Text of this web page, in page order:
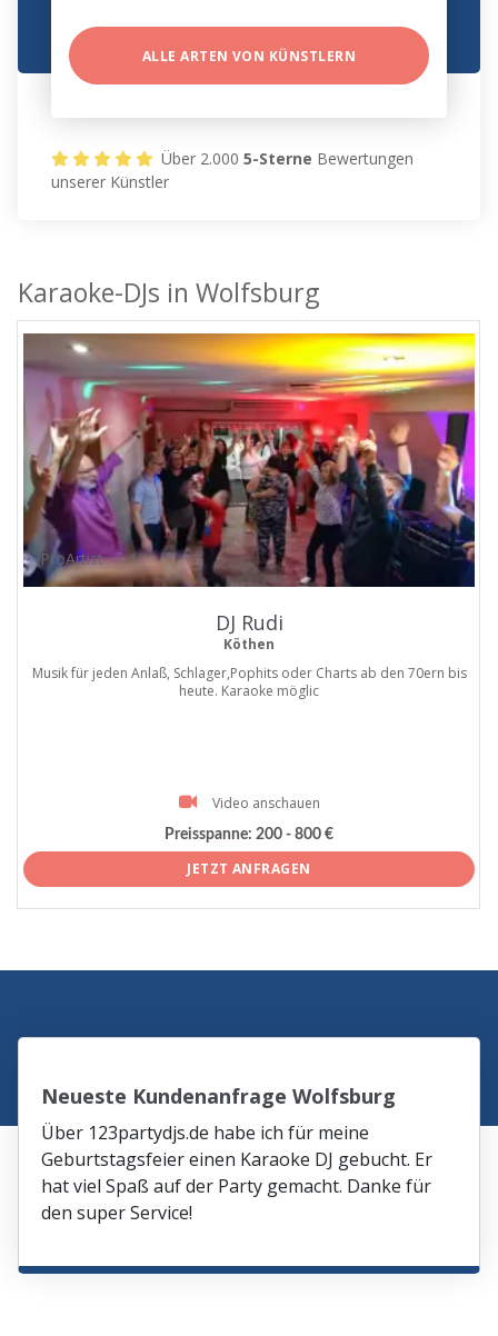
ALLE ARTEN VON KÜNSTLERN
Über 2.0005-Sterne Bewertungen
unserer Künstler
Karaoke-DJs in Wolfsburg
ProArtist
DJ Rudi
Köthen
Musik für jeden Anlaß, Schlager,Pophits oder Charts ab den 70ern bis
heute. Karaoke möglic
Video anschauen
Preisspanne: 200 - 800 €
JETZT ANFRAGEN
Neueste Kundenanfrage Wolfsburg
Über 123partydjs.de habe ich für meine
Geburtstagsfeier einen Karaoke DJ gebucht. Er
hat viel Spaß auf der Party gemacht. Danke für
den super Service!